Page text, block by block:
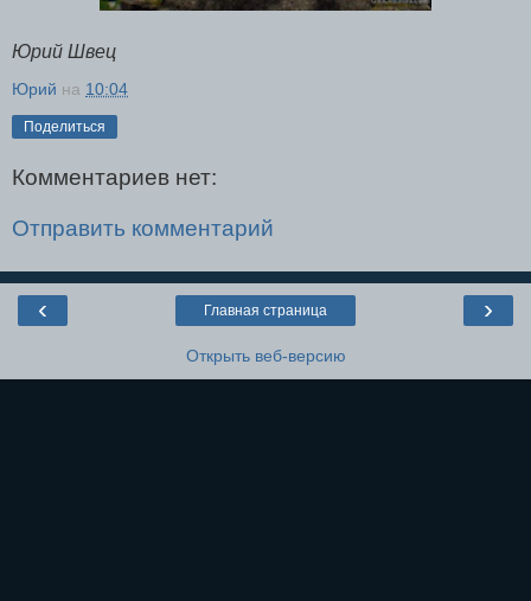
Юрий Швец
Юрий на 10:04
Поделиться
Комментариев нет:
Отправить комментарий
‹ ›
Главная страница
Открыть веб-версию